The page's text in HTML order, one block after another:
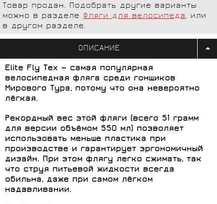
Товар продан. Подобрать другие варианты
можно в разделе Фляги для велосипеда, или
в другом разделе.
ОПИСАНИЕ
Elite Fly Tex — самая популярная
велосипедная фляга среди гонщиков
Мирового Тура, потому что она невероятно
лёгкая.
Рекордный вес этой фляги (всего 51 грамм
для версии объёмом 550 мл) позволяет
использовать меньше пластика при
производстве и гарантирует эргономичный
дизайн. При этом флягу легко сжимать, так
что струя питьевой жидкости всегда
обильна, даже при самом лёгком
надавливании.